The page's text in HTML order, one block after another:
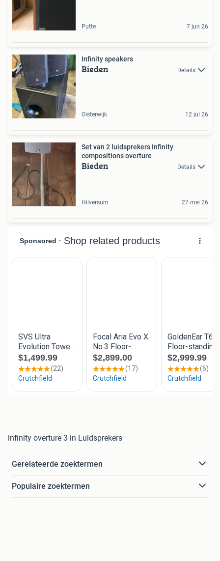
Putte 7 jun 26
Infinity speakers
Bieden Details
Oisterwijk 12 jul 26
Set van 2 luidsprekers Infinity
compositions overture
Bieden Details
Hilversum 27 mei 26
infinity overture 3 in Luidsprekers
Gerelateerde zoektermen
Populaire zoektermen